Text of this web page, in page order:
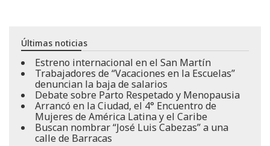
Últimas noticias
Estreno internacional en el San Martín
Trabajadores de “Vacaciones en la Escuelas”
denuncian la baja de salarios
Debate sobre Parto Respetado y Menopausia
Arrancó en la Ciudad, el 4° Encuentro de
Mujeres de América Latina y el Caribe
Buscan nombrar “José Luis Cabezas” a una
calle de Barracas